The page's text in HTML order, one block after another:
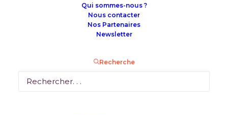
Qui sommes-nous ?
Nous contacter
Nos Partenaires
Newsletter
Recherche
« Tous les Évènements
Les Mardis de la donnée de